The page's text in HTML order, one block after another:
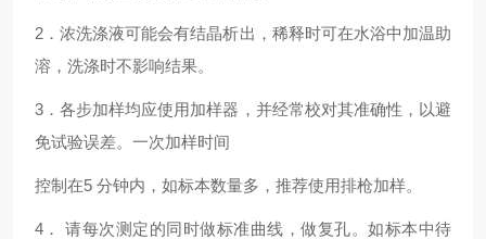
2 ．浓洗涤液可能会有结晶析出，稀释时可在水浴中加温助
溶，洗涤时不影响结果。
3 ．各步加样均应使用加样器，并经常校对其准确性，以避
免试验误差。一次加样时间
控制在5 分钟内，如标本数量多，推荐使用排枪加样。
4 ． 请每次测定的同时做标准曲线，做复孔。如标本中待